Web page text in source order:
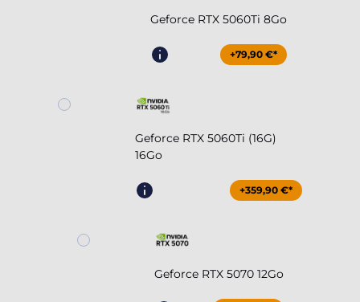
Geforce RTX 5060Ti 8Go
+79,90 €*
Geforce RTX 5060Ti (16G)
16Go
+359,90 €*
Geforce RTX 5070 12Go